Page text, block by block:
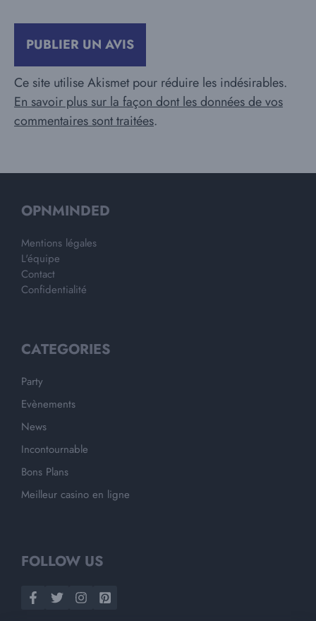
Ce site utilise Akismet pour réduire les indésirables.
En savoir plus sur la façon dont les données de vos
commentaires sont traitées.
OPNMINDED
Mentions légales
L'équipe
Contact
Confidentialité
CATEGORIES
Party
Evènements
News
Incontournable
Bons Plans
Meilleur casino en ligne
FOLLOW US